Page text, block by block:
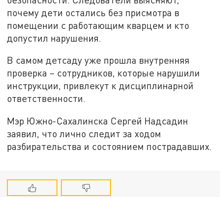
почему дети остались без присмотра в
помещении с работающим кварцем и кто
допустил нарушения.
В самом детсаду уже прошла внутренняя
проверка – сотрудников, которые нарушили
инструкции, привлекут к дисциплинарной
ответственности.
Мэр Южно-Сахалинска Сергей Надсадин
заявил, что лично следит за ходом
разбирательства и состоянием пострадавших.